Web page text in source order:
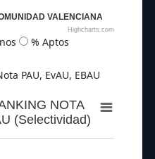
VALENCIANA
Highcharts.com
% Aptos
PAU, EvAU, EBAU
NOTA
(Selectividad)